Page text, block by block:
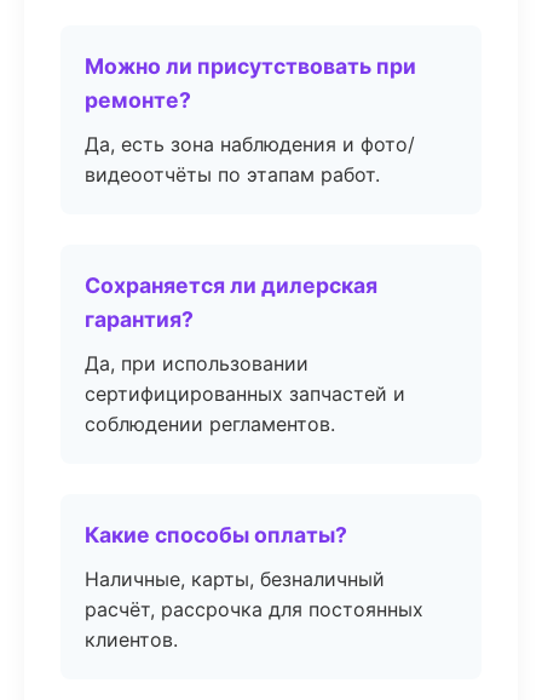
Можно ли присутствовать при
ремонте?
Да, есть зона наблюдения и фото/
видеоотчёты по этапам работ.
Сохраняется ли дилерская
гарантия?
Да, при использовании
сертифицированных запчастей и
соблюдении регламентов.
Какие способы оплаты?
Наличные, карты, безналичный
расчёт, рассрочка для постоянных
клиентов.